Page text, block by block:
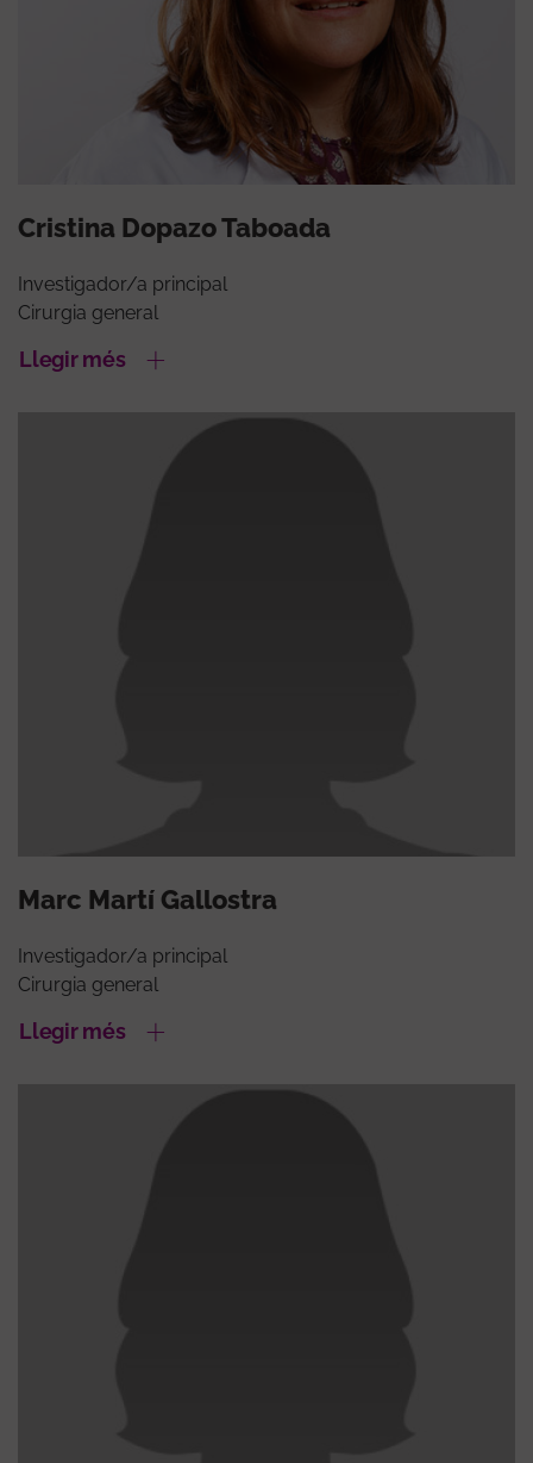
Cristina Dopazo Taboada
Investigador/a principal
Cirurgia general
Llegir més
Marc Martí Gallostra
Investigador/a principal
Cirurgia general
Llegir més